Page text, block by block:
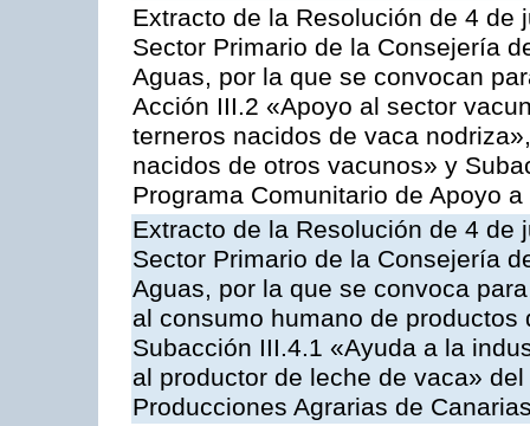
Extracto de la Resolución de 4
Sector Primario de la Consejería
Aguas, por la que se convocan
Acción III.2 «Apoyo al sector
terneros nacidos de vaca
nacidos de otros vacunos» y
Programa Comunitario de Apoyo
Extracto de la Resolución de 4
Sector Primario de la Consejería
Aguas, por la que se convoca
al consumo humano de
Subacción III.4.1 «Ayuda a la
al productor de leche de vaca»
Producciones Agrarias de